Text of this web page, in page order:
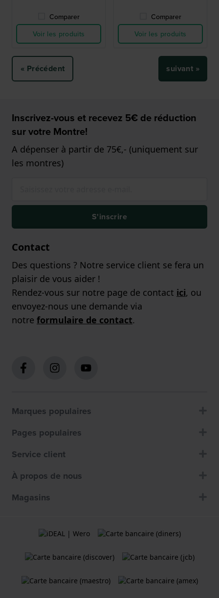
Comparer
Voir les produits
Comparer
Voir les produits
« Précédent suivant »
Inscrivez-vous et recevez 5€ de réduction
sur votre Montre!
A dépenser à partir de 75€,- (uniquement sur
les montres)
S'inscrire
Contact
Des questions ? Notre service client se fera un
plaisir de vous aider !
Rendez-vous sur notre page de contact ici, ou
envoyez-nous une demande via
notre formulaire de contact.
Marques populaires
Pages populaires
Service client
À propos de nous
Magasins